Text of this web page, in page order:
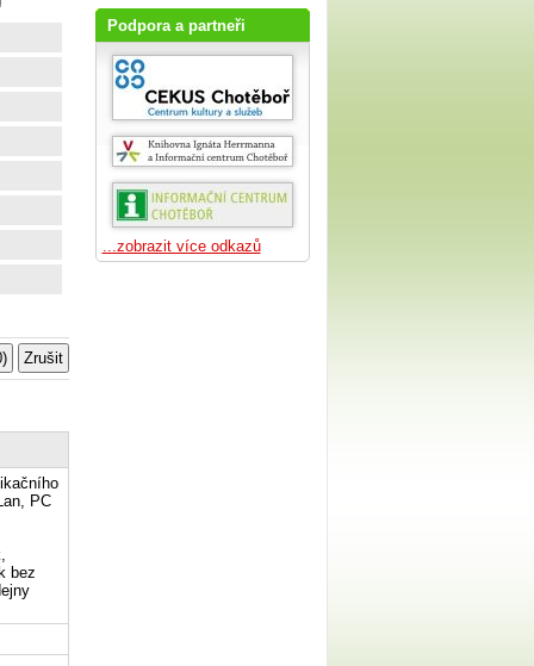
PC
bez
Podpora a partneři
...zobrazit více odkazů